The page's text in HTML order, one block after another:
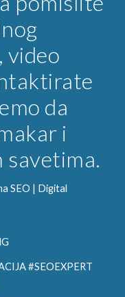
video
da
i
SEO | Digital
#SEOEXPERT